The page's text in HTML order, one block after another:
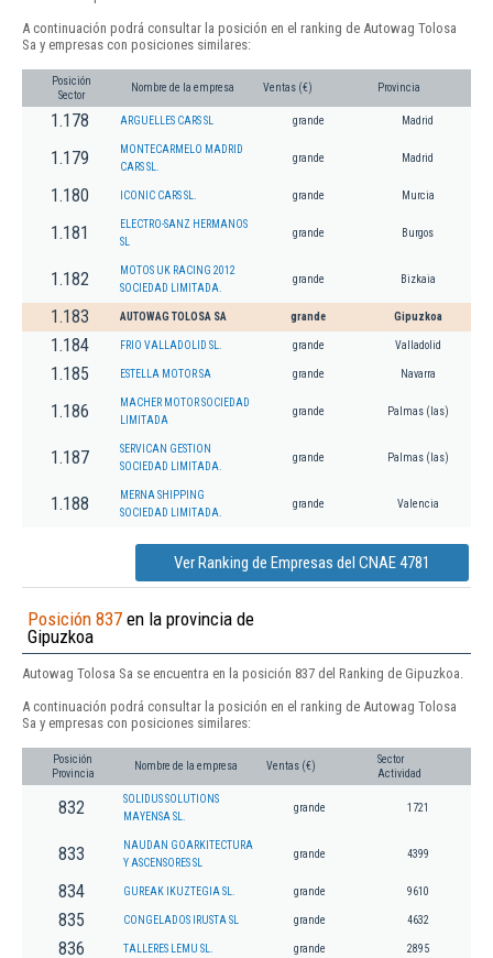
A continuación podrá consultar la posición en el ranking de Autowag Tolosa
Sa y empresas con posiciones similares:
Posición
Sector
Nombre de la empresa Ventas (€) Provincia
1.178 ARGUELLES CARS SL grande Madrid
1.179
MONTECARMELO MADRID
CARS SL.
grande Madrid
1.180 ICONIC CARS SL. grande Murcia
1.181
ELECTRO-SANZ HERMANOS
SL
grande Burgos
1.182
MOTOS UK RACING 2012
SOCIEDAD LIMITADA.
grande Bizkaia
1.183 AUTOWAG TOLOSA SA grande Gipuzkoa
1.184 FRIO VALLADOLID SL. grande Valladolid
1.185 ESTELLA MOTOR SA grande Navarra
1.186
MACHER MOTOR SOCIEDAD
LIMITADA
grande Palmas (las)
1.187
SERVICAN GESTION
SOCIEDAD LIMITADA.
grande Palmas (las)
1.188
MERNA SHIPPING
SOCIEDAD LIMITADA.
grande Valencia
Ver Ranking de Empresas del CNAE 4781
Posición 837 en la provincia de
Gipuzkoa
Autowag Tolosa Sa se encuentra en la posición 837 del Ranking de Gipuzkoa.
A continuación podrá consultar la posición en el ranking de Autowag Tolosa
Sa y empresas con posiciones similares:
Posición
Provincia
Nombre de la empresa Ventas (€)
Sector
Actividad
832
SOLIDUS SOLUTIONS
MAYENSA SL.
grande 1721
833
NAUDAN GOARKITECTURA
Y ASCENSORES SL
grande 4399
834 GUREAK IKUZTEGIA SL. grande 9610
835 CONGELADOS IRUSTA SL grande 4632
836 TALLERES LEMU SL. grande 2895